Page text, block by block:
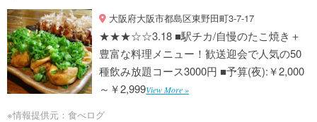
大阪府大阪市都島区東野田町3-7-17
★★★☆☆3.18 ■駅チカ/自慢のたこ焼き＋
豊富な料理メニュー！歓送迎会で人気の50
種飲み放題コース3000円 ■予算(夜):￥2,000
～￥2,999View More »
※情報提供元：食べログ